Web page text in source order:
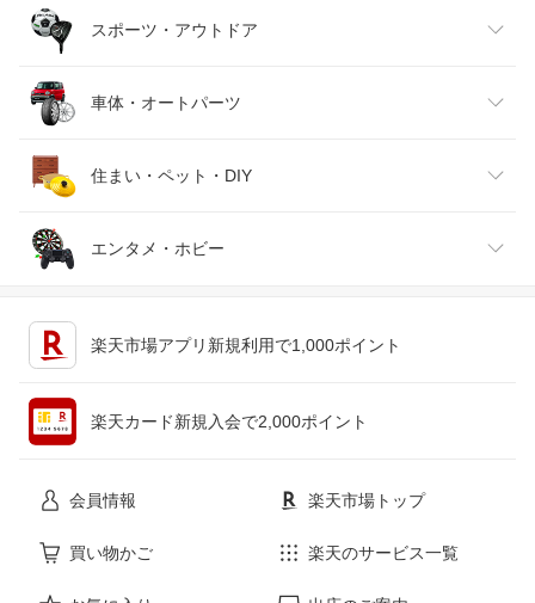
バッグ・小物・ブランド雑貨
靴
腕時計
ジュエリー・アクセサリー
ワイン
日本酒・焼酎
おもちゃ
家電
TV・オーディオ・カメラ
スマートフォン・タブレット
パソコン・周辺機器
スポーツ・アウトドア
スポーツ・アウトドア
ゴルフ
車体・オートパーツ
車用品・バイク用品
車・バイク
住まい・ペット・DIY
インテリア・寝具・収納
エンタメ・ホビー
楽天市場アプリ新規利用で1,000ポイント
楽天カード新規入会で2,000ポイント
会員情報 楽天市場トップ
買い物かご 楽天のサービス一覧